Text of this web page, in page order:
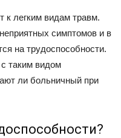
к легким видам травм.
симптомов и в
на трудоспособности.
таким видом
ли больничный при